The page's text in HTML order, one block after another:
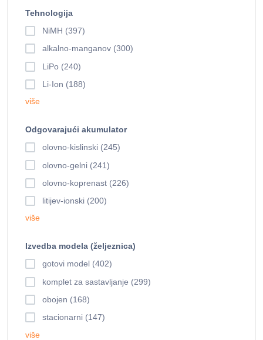
Tehnologija
NiMH (397)
alkalno-manganov (300)
LiPo (240)
Li-Ion (188)
više
Odgovarajući akumulator
olovno-kislinski (245)
olovno-gelni (241)
olovno-koprenast (226)
litijev-ionski (200)
više
Izvedba modela (željeznica)
gotovi model (402)
komplet za sastavljanje (299)
obojen (168)
stacionarni (147)
više